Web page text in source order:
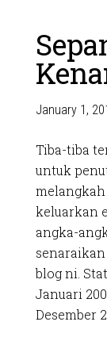
January 1,
Tiba-tiba
untuk
melangkah
keluarkan
angka-
blog ni.
Januari
Desember